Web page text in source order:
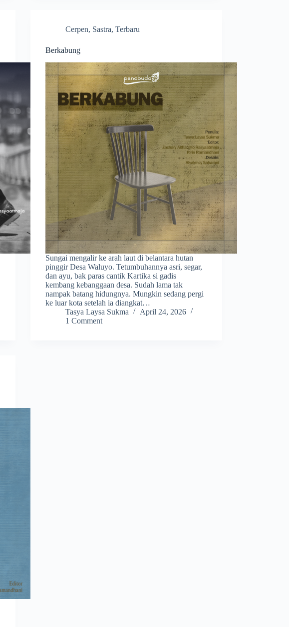
Cerpen, Sastra,Terbaru
Berkabung
Sungai mengalir ke arah laut di belantara hutan
pinggir Desa Waluyo. Tetumbuhannya asri, segar,
dan ayu, bak paras cantik Kartika si gadis
kembang kebanggaan desa. Sudah lama tak
nampak batang hidungnya. Mungkin sedang pergi
ke luar kota setelah ia diangkat…
Tasya Laysa Sukma
April 24, 2026
1 Comment